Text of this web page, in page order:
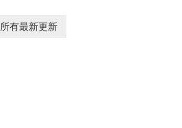
users with robust
所有最新更新